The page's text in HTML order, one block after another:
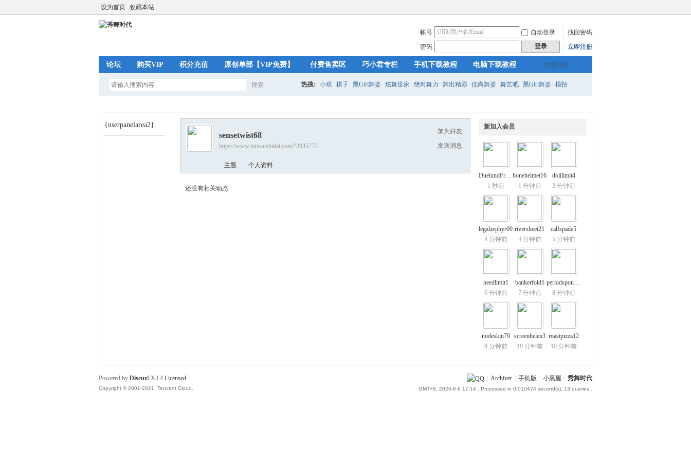
设为首页 收藏本站
帐号 自动登录
找回密码
密码
登录 立即注册
快捷导航
论坛 购买VIP 积分充值 原创单部【VIP免费】 付费售卖区 巧小君专栏 手机下载教程 电脑下载教程
搜索
索
热搜: 小琪 棋子 黑Girl舞姿 炫舞世家 绝对舞力 舞出精彩 优尚舞姿 舞艺吧 黑Girl舞姿 模拍
{userpanelarea2} 新加入会员
DuelundFrankl
1 秒前
bonehelmet16
1 分钟前
dolllimit4
3 分钟前
legalzephyr00
4 分钟前
riversheet21
4 分钟前
calfspade5
5 分钟前
needlimit1
6 分钟前
bankerfold5
7 分钟前
periodsponge6
8 分钟前
nodeskin79
9 分钟前
screenhelen3
10 分钟前
roastpizza12
10 分钟前
加为好友
发送消息
sensetwist68
https://www.xiuwushidai.com/?2835772
主题 个人资料
还没有相关动态
Archiver 手机版 小黑屋 秀舞时代
GMT+8, 2026-8-6 17:14 , Processed in 0.010474 second(s), 13 queries .
Powered by Discuz! X3.4 Licensed
Copyright © 2001-2021, Tencent Cloud.